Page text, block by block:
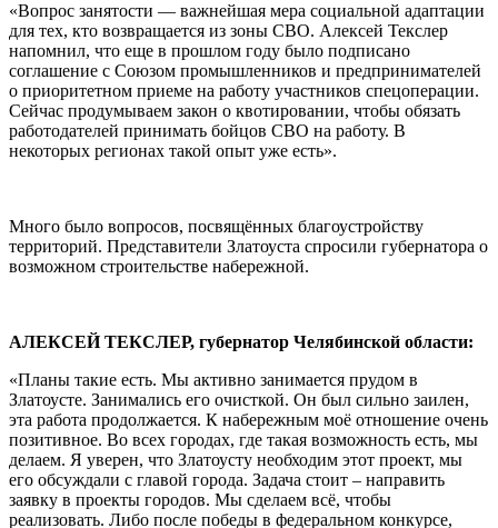
«Вопрос занятости — важнейшая мера социальной адаптации
для тех, кто возвращается из зоны СВО. Алексей Текслер
напомнил, что еще в прошлом году было подписано
соглашение с Союзом промышленников и предпринимателей
о приоритетном приеме на работу участников спецоперации.
Сейчас продумываем закон о квотировании, чтобы обязать
работодателей принимать бойцов СВО на работу. В
некоторых регионах такой опыт уже есть».
Много было вопросов, посвящённых благоустройству
территорий. Представители Златоуста спросили губернатора о
возможном строительстве набережной.
АЛЕКСЕЙ ТЕКСЛЕР, губернатор Челябинской области:
«Планы такие есть. Мы активно занимается прудом в
Златоусте. Занимались его очисткой. Он был сильно заилен,
эта работа продолжается. К набережным моё отношение очень
позитивное. Во всех городах, где такая возможность есть, мы
делаем. Я уверен, что Златоусту необходим этот проект, мы
его обсуждали с главой города. Задача стоит – направить
заявку в проекты городов. Мы сделаем всё, чтобы
реализовать. Либо после победы в федеральном конкурсе,